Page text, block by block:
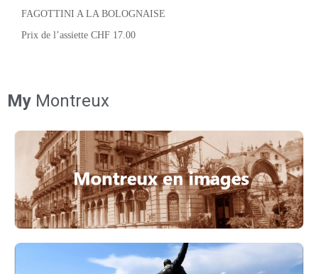
FAGOTTINI A LA BOLOGNAISE
Prix de l’assiette CHF 17.00
My Montreux